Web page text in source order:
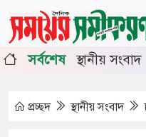
শিরোনাম
চুয়াডাঙ্গা-মেহেরপুরে
সিনিয়র জেলা জজ
সর্বশেষ স্থানীয় সংবাদ
প্রচ্ছদ স্থানীয় সংবাদ